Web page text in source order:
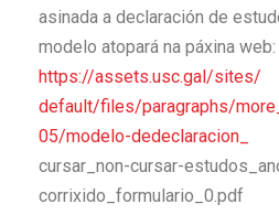
asinada a declaración de
modelo atopará na páxina web:
https://assets.usc.gal/sites/
default/files/paragraphs/more_
05/modelo-dedeclaracion_
cursar_non-cursar-estudos_
corrixido_formulario_0.pdf